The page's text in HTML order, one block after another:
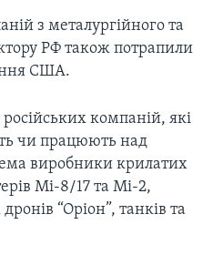
з металургійного та
РФ також потрапили
США.
російських компаній, які
чи працюють над
виробники крилатих
Mi-8/17 та Mi-2,
“Оріон”, танків та